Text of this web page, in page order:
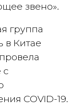
звено».
группа
в Китае
с
COVID-19.